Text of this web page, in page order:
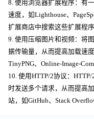
8. 使用浏览器扩展程序：有
速度，如Lighthouse、
扩展商店中搜索这些扩展程
9. 使用压缩图片和视频：将
据传输量，从而提高加载速
TinyPNG、Online-Image-
10. 使用HTTP/2协议：
时发送多个请求，从而提高
站，如GitHub、Stack